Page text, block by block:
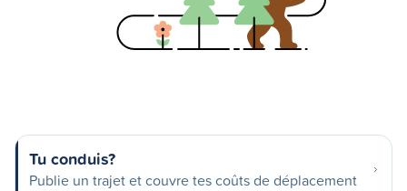
Tu conduis?
Publie un trajet et couvre tes coûts de déplacement